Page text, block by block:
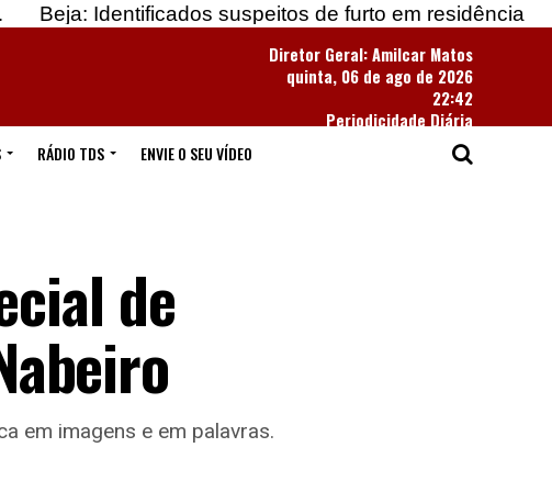
suspeitos de furto em residência
Diretor Geral: Amilcar Matos
quinta, 06 de ago de 2026
22:42
Periodicidade Diária
RÁDIO TDS ENVIE O SEU VÍDEO
de
em imagens e em palavras.